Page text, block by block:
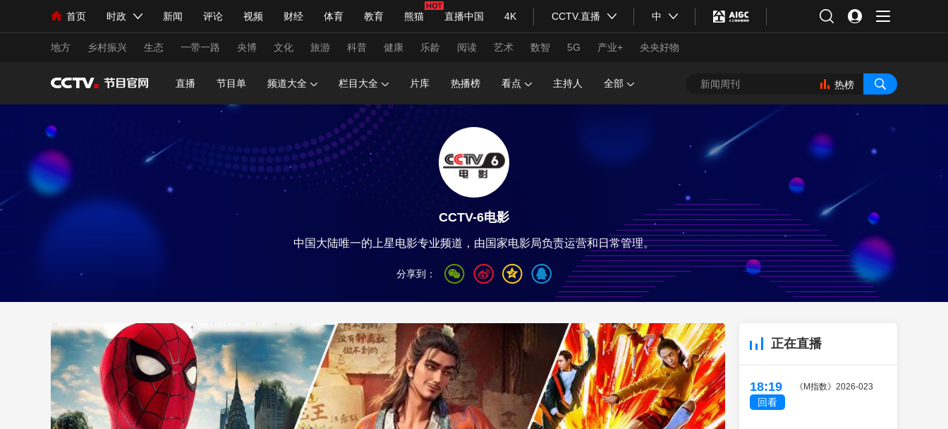
首页 时政 新闻 评论 视频 财经 体育 教育 熊猫 直播中国 4K CCTV.直播 中
人民领袖习近平 联播+ 中国领导人 央视快评 习式妙语 热解读 天天学习
直播 栏目大全 节目单 听音 微视频 主持人 下载央视影音
海外频道 iPanda English Монгол
地方 乡村振兴 生态 一带一路 央博 文化 旅游 科普 健康 乐龄 阅读 艺术 数智 5G 产业+ 央央好物
经济 军事 科技 法治 人物 公益
联播+ 天天学习 习式妙语 央视快评 央视网评 光华锐评
全景新闻
新兵请入列 人生第一次 人生第二次
体育 NBA 中超 国足 国际足球 网球 综合体育
VIP会员 CCTV奥林匹克频道 生活体育大会 体育江湖 文化体育 冰雪道路 足球道路
财经 教育 乡村振兴 生态环境 一带一路 央博 非遗 文化 旅游 乐龄 阅读 艺术 汽车 5G 产业+
大国智造 大国展会 大国保险 云顶对话 云起 超级工厂 智敬中国 全民健康 颜选攻略 海洋 时尚 天气 才艺 网展 央央好物
直播 节目单 频道大全 栏目大全 片库 热播榜 看点 主持人 全部 热榜
CCTV-6电影
中国大陆唯一的上星电影专业频道，由国家电影局负责运营和日常管理。
分享到：
正在直播
18:19
回看
《M指数》2026-023